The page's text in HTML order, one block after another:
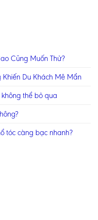
Cũng Muốn Thử?
Du Khách Mê Mẩn
thể bỏ qua
tóc càng bạc nhanh?